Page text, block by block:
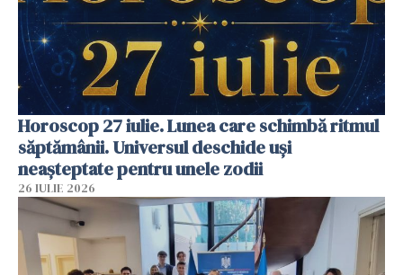
Horoscop 27 iulie. Lunea care schimbă ritmul
săptămânii. Universul deschide uși
neașteptate pentru unele zodii
26 IULIE 2026